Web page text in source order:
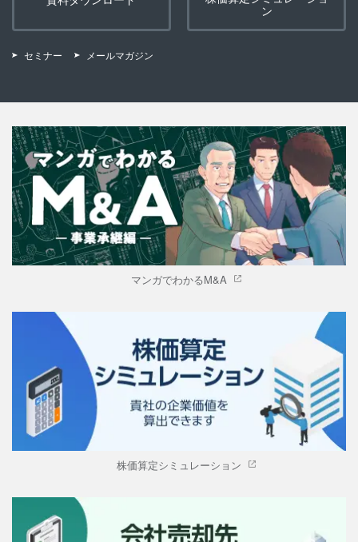
ン
セミナー メールマガジン
マンガでわかるM&A
株価算定シミュレーション